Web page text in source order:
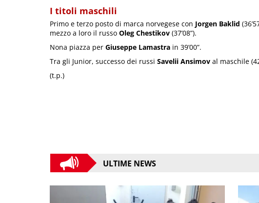
I titoli maschili
Primo e terzo posto di marca norvegese con Jorgen Baklid
mezzo a loro il russo Oleg Chestikov (37’08”).
Nona piazza per Giuseppe Lamastra in 39’00”.
Tra gli Junior, successo dei russi Savelii Ansimov al maschile
(t.p.)
ULTIME NEWS